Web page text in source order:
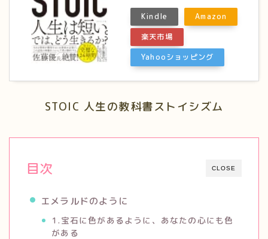
Kindle
Amazon
楽天市場
Yahooショッピング
STOIC 人生の教科書ストイシズム
CLOSE
目次
エメラルドのように
1.宝石に色があるように、あなたの心にも色
がある